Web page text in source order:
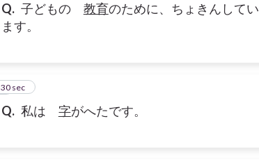
Q. 子どもの 教育のために、ちょきんしてい
ます。
Q. 私は 字がへたです。
9
30 sec